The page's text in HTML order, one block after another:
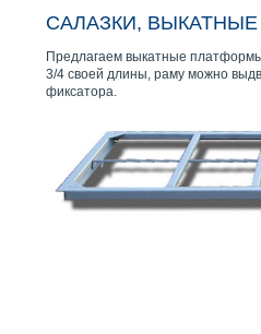
САЛАЗКИ, ВЫКАТНЫЕ
Предлагаем выкатные платформы
3/4 своей длины, раму можно
фиксатора.